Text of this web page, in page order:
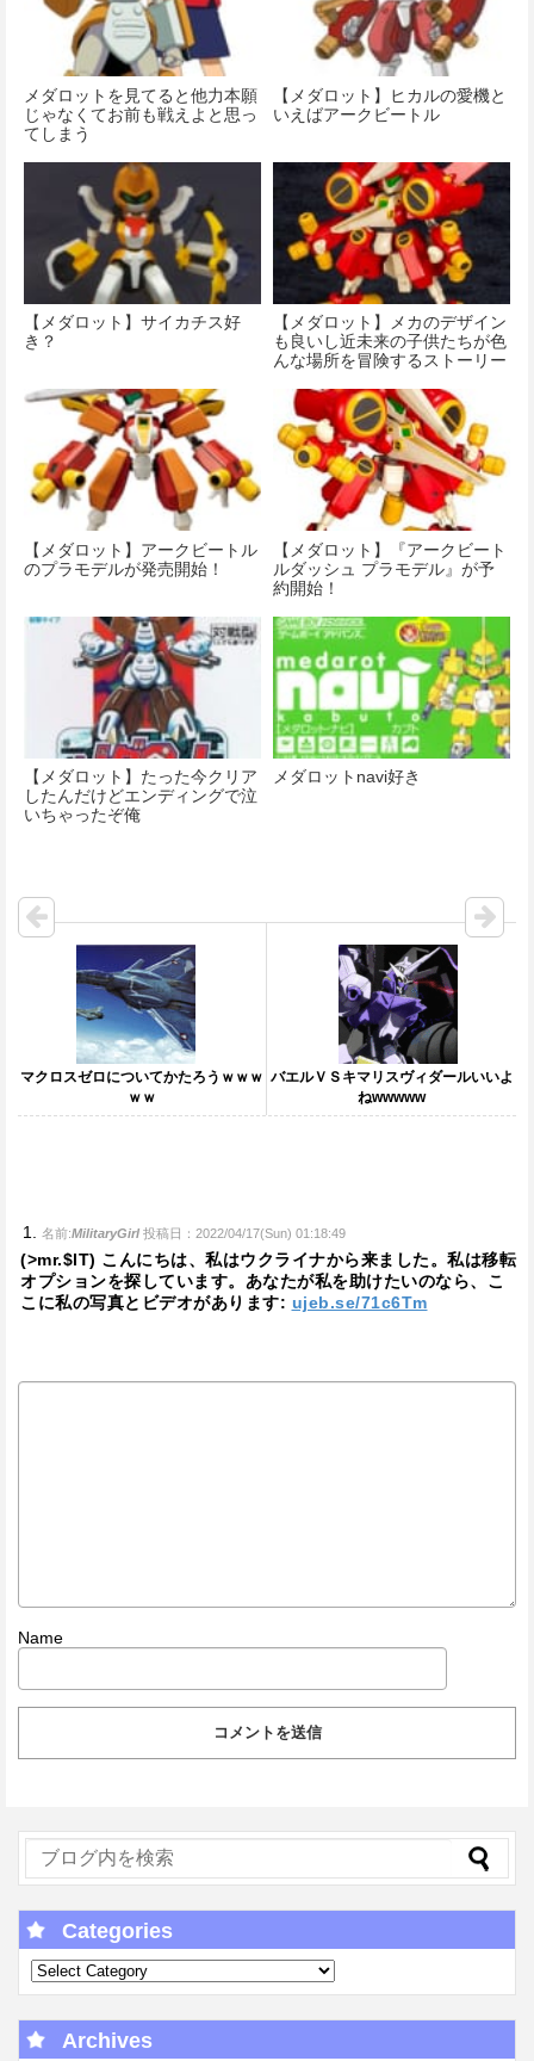
メダロットを見てると他力本願
じゃなくてお前も戦えよと思っ
てしまう
【メダロット】ヒカルの愛機と
いえばアークビートル
【メダロット】サイカチス好
き？
【メダロット】メカのデザイン
も良いし近未来の子供たちが色
んな場所を冒険するストーリー
【メダロット】アークビートル
のプラモデルが発売開始！
【メダロット】『アークビート
ルダッシュ プラモデル』が予
約開始！
【メダロット】たった今クリア
したんだけどエンディングで泣
いちゃったぞ俺
メダロットnavi好き
マクロスゼロについてかたろうｗｗｗ
ｗｗ
バエルＶＳキマリスヴィダールいいよ
ねwwwww
名前:MilitaryGirl 投稿日：2022/04/17(Sun) 01:18:49
(>mr.$lT) こんにちは、私はウクライナから来ました。私は移転
オプションを探しています。あなたが私を助けたいのなら、こ
こに私の写真とビデオがあります: ujeb.se/71c6Tm
Name
Categories
Archives